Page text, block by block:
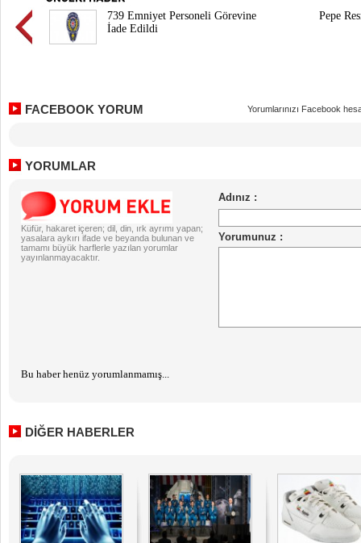
739 Emniyet Personeli Görevine
İade Edildi
Pepe
FACEBOOK YORUM Yorumlarınızı Facebook
YORUMLAR
Küfür, hakaret içeren; dil, din, ırk ayrımı yapan;
yasalara aykırı ifade ve beyanda bulunan ve
tamamı büyük harflerle yazılan yorumlar
yayınlanmayacaktır.
Bu haber henüz yorumlanmamış...
DİĞER HABERLER